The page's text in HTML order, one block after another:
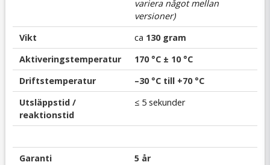
variera något mellan
versioner)
Vikt
ca 130 gram
Aktiveringstemperatur
170 °C ± 10 °C
Driftstemperatur
–30 °C till +70 °C
Utsläppstid /
reaktionstid
≤ 5 sekunder
Garanti
5 år